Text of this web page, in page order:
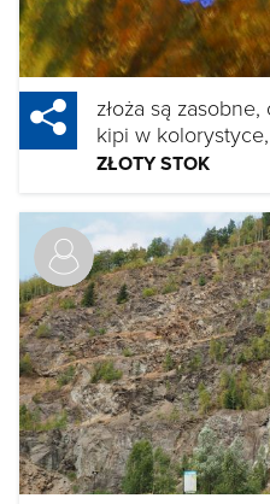
złoża są
kipi w
ZŁOTY STOK